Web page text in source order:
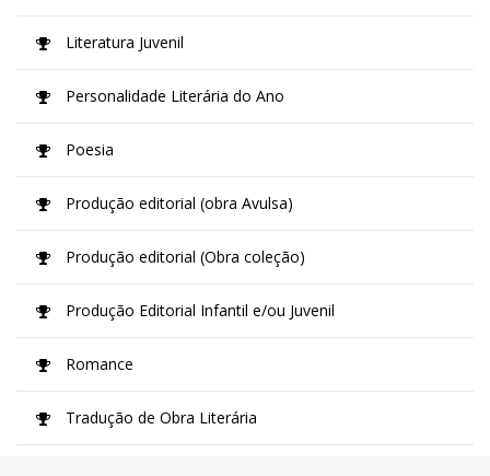
Literatura Juvenil
Personalidade Literária do Ano
Poesia
Produção editorial (obra Avulsa)
Produção editorial (Obra coleção)
Produção Editorial Infantil e/ou Juvenil
Romance
Tradução de Obra Literária